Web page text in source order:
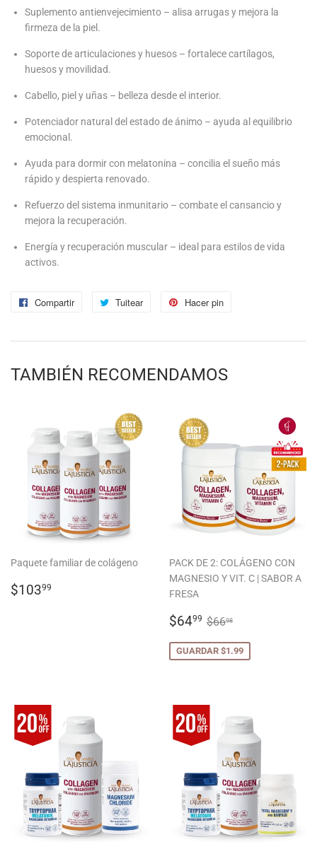
Suplemento antienvejecimiento – alisa arrugas y mejora la
firmeza de la piel.
Soporte de articulaciones y huesos – fortalece cartílagos,
huesos y movilidad.
Cabello, piel y uñas – belleza desde el interior.
Potenciador natural del estado de ánimo – ayuda al equilibrio
emocional.
Ayuda para dormir con melatonina – concilia el sueño más
rápido y despierta renovado.
Refuerzo del sistema inmunitario – combate el cansancio y
mejora la recuperación.
Energía y recuperación muscular – ideal para estilos de vida
activos.
Compartir
Compartir
Facebook
Tuitear
Tuitear
Twitter
Hacer pin
Pinterest
TAMBIÉN RECOMENDAMOS
Paquete familiar de colágeno
PRECIO
$10399
PACK DE 2: COLÁGENO CON
MAGNESIO Y VIT. C | SABOR A
FRESA
PRECIO
OFERTA
$6499 $64.99
PRECIO
$6698
GUARDAR $1.99